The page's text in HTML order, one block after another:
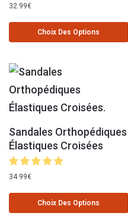
32.99€
Choix Des Options
Sandales Orthopédiques
Élastiques Croisées
34.99€
Choix Des Options